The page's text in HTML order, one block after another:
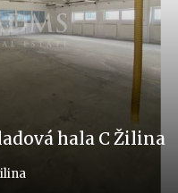
hala C Žilina